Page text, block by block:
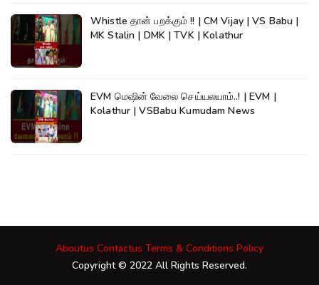
Whistle தான் பறக்கும் !! | CM Vijay | VS Babu |
MK Stalin | DMK | TVK | Kolathur
EVM மெஷின் வேலை செய்யலயாம்..! | EVM |
Kolathur | VSBabu Kumudam News
Aboutus Contactus Terms & Conditions Policy
Copyright © 2022 All Rights Reserved.